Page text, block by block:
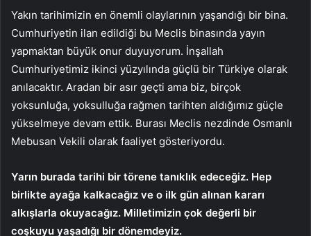
Yakın tarihimizin en önemli olaylarının yaşandığı bir bina.
Cumhuriyetin ilan edildiği bu Meclis binasında yayın
yapmaktan büyük onur duyuyorum. İnşallah
Cumhuriyetimiz ikinci yüzyılında güçlü bir Türkiye olarak
anılacaktır. Aradan bir asır geçti ama biz, birçok
yoksunluğa, yoksulluğa rağmen tarihten aldığımız güçle
yükselmeye devam ettik. Burası Meclis nezdinde Osmanlı
Mebusan Vekili olarak faaliyet gösteriyordu.
Yarın burada tarihi bir törene tanıklık edeceğiz. Hep
birlikte ayağa kalkacağız ve o ilk gün alınan kararı
alkışlarla okuyacağız. Milletimizin çok değerli bir
coşkuyu yaşadığı bir dönemdeyiz.